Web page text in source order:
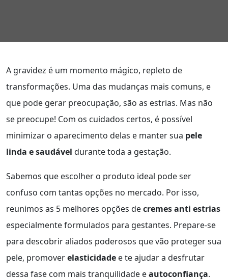
A gravidez é um momento mágico, repleto de
transformações. Uma das mudanças mais comuns, e
que pode gerar preocupação, são as estrias. Mas não
se preocupe! Com os cuidados certos, é possível
minimizar o aparecimento delas e manter sua pele
linda e saudável durante toda a gestação.
Sabemos que escolher o produto ideal pode ser
confuso com tantas opções no mercado. Por isso,
reunimos as 5 melhores opções decremes anti estrias
especialmente formulados para gestantes. Prepare-se
para descobrir aliados poderosos que vão proteger sua
pele, promoverelasticidade e te ajudar a desfrutar
dessa fase com mais tranquilidade eautoconfiança.